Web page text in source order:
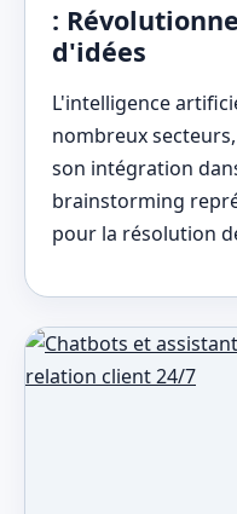
:
d'idées
L'intelligence
nombreux
son intégration
brainstorming
pour la résolution